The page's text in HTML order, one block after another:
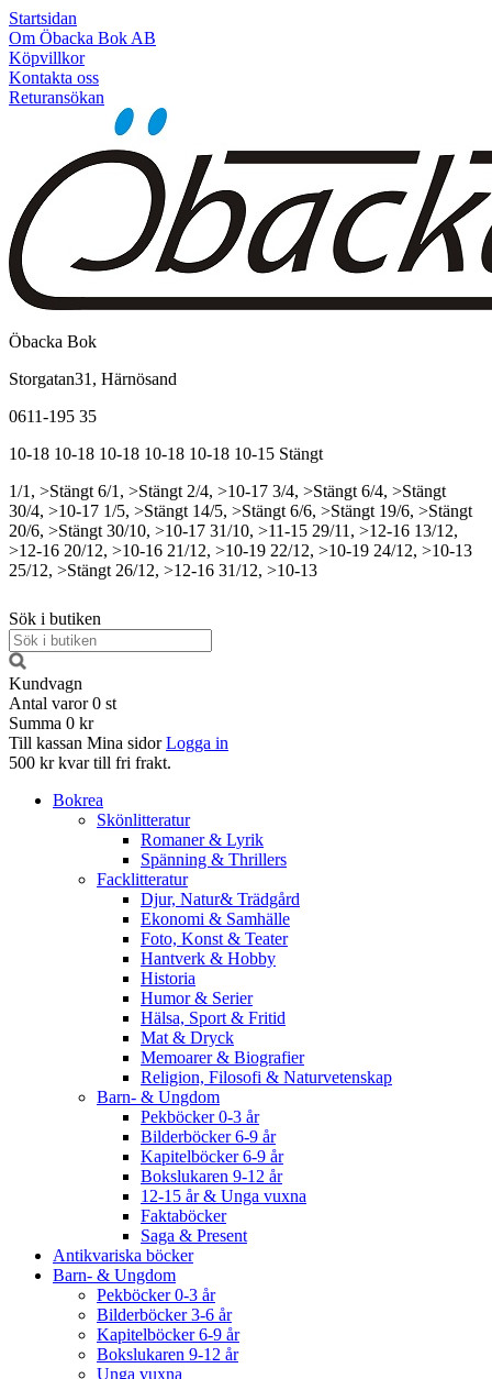
Startsidan
Om Öbacka Bok AB
Köpvillkor
Kontakta oss
Returansökan
Öbacka Bok
Storgatan31, Härnösand
0611-195 35
10-18 10-18 10-18 10-18 10-18 10-15 Stängt
1/1, >Stängt 6/1, >Stängt 2/4, >10-17 3/4, >Stängt 6/4, >Stängt
30/4, >10-17 1/5, >Stängt 14/5, >Stängt 6/6, >Stängt 19/6, >Stängt
20/6, >Stängt 30/10, >10-17 31/10, >11-15 29/11, >12-16 13/12,
>12-16 20/12, >10-16 21/12, >10-19 22/12, >10-19 24/12, >10-13
25/12, >Stängt 26/12, >12-16 31/12, >10-13
Sök i butiken
Kundvagn
Antal varor 0 st
Summa 0 kr
Till kassan Mina sidor Logga in
500 kr kvar till fri frakt.
Bokrea
Skönlitteratur
Romaner & Lyrik
Spänning & Thrillers
Facklitteratur
Djur, Natur& Trädgård
Ekonomi & Samhälle
Foto, Konst & Teater
Hantverk & Hobby
Historia
Humor & Serier
Hälsa, Sport & Fritid
Mat & Dryck
Memoarer & Biografier
Religion, Filosofi & Naturvetenskap
Barn- & Ungdom
Pekböcker 0-3 år
Bilderböcker 6-9 år
Kapitelböcker 6-9 år
Bokslukaren 9-12 år
12-15 år & Unga vuxna
Faktaböcker
Saga & Present
Antikvariska böcker
Barn- & Ungdom
Pekböcker 0-3 år
Bilderböcker 3-6 år
Kapitelböcker 6-9 år
Bokslukaren 9-12 år
Unga vuxna